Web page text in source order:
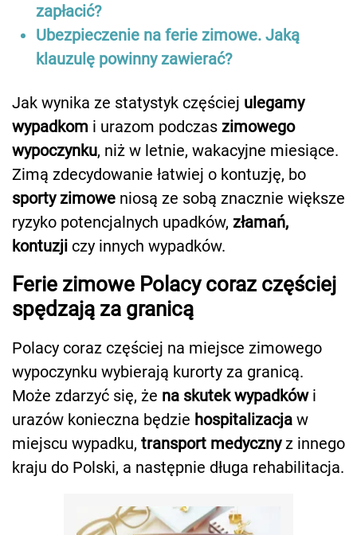
zapłacić?
Ubezpieczenie na ferie zimowe. Jaką
klauzulę powinny zawierać?
Jak wynika ze statystyk częściej ulegamy
wypadkom i urazom podczas zimowego
wypoczynku, niż w letnie, wakacyjne miesiące.
Zimą zdecydowanie łatwiej o kontuzję, bo
sporty zimowe niosą ze sobą znacznie większe
ryzyko potencjalnych upadków, złamań,
kontuzji czy innych wypadków.
Ferie zimowe Polacy coraz częściej
spędzają za granicą
Polacy coraz częściej na miejsce zimowego
wypoczynku wybierają kurorty za granicą.
Może zdarzyć się, że na skutek wypadków i
urazów konieczna będzie hospitalizacja w
miejscu wypadku, transport medycznyz innego
kraju do Polski, a następnie długa rehabilitacja.